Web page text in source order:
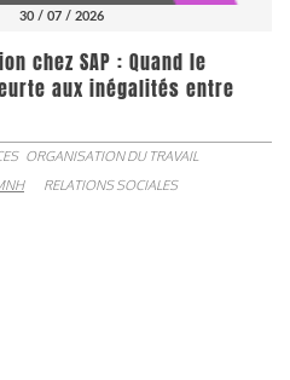
30 / 07 / 2026
chez SAP : Quand le
aux inégalités entre
ORGANISATION DU TRAVAIL
RELATIONS SOCIALES